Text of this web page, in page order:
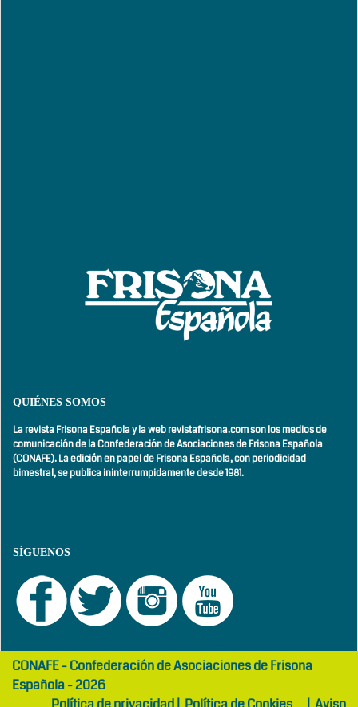
QUIÉNES SOMOS
La revista Frisona Española y la web revistafrisona.com son los medios de
comunicación de la Confederación de Asociaciones de Frisona Española
(CONAFE). La edición en papel de Frisona Española, conperiodicidad
bimestral,se publica ininterrumpidamente desde 1981.
SÍGUENOS
girls
abaya
maltepe
otelCONAFE - Confederación de Asociaciones de Frisona
Española - 2026